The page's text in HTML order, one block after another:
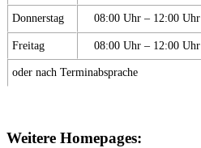
Donnerstag 08:00 Uhr – 12:00 Uhr
Freitag 08:00 Uhr – 12:00 Uhr
oder nach Terminabsprache
Weitere Homepages: